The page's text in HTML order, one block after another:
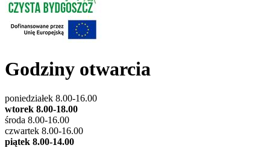
Godziny otwarcia
poniedziałek 8.00-16.00
wtorek 8.00-18.00
środa 8.00-16.00
czwartek 8.00-16.00
piątek 8.00-14.00